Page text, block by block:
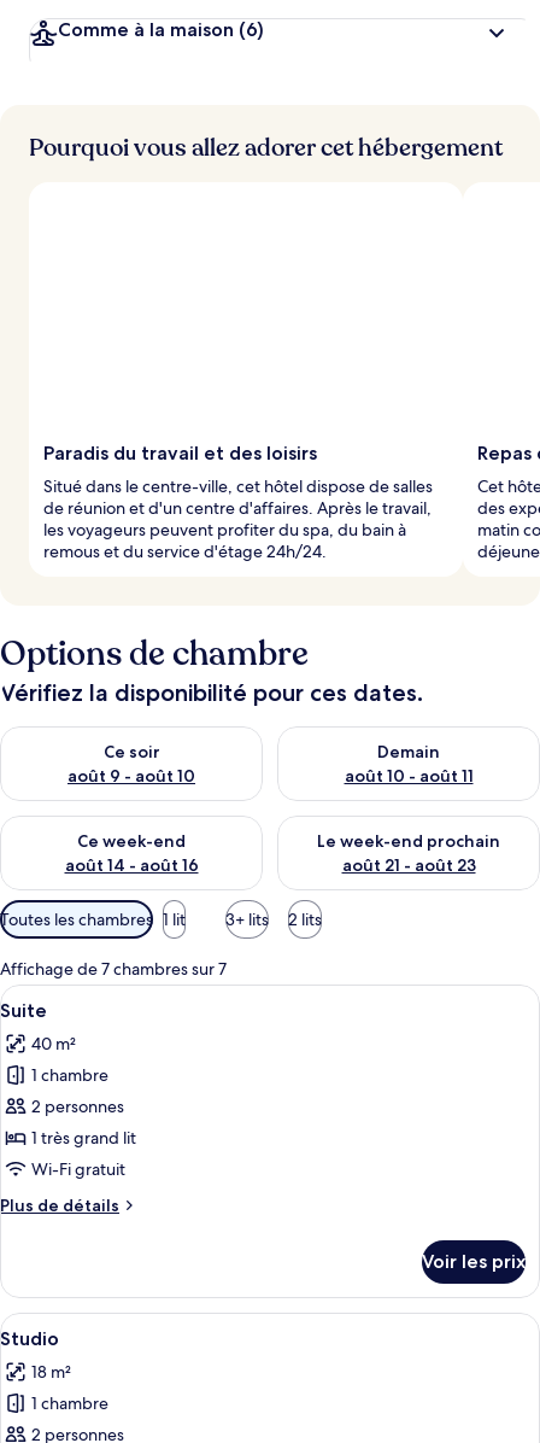
Comme à la maison (6)
Pourquoi vous allez adorer cet hébergement
Paradis du travail et des loisirs
Situé dans le centre-ville, cet hôtel dispose de salles
de réunion et d'un centre d'affaires. Après le travail,
les voyageurs peuvent profiter du spa, du bain à
remous et du service d'étage 24h/24.
Cet
des
matin
Options de chambre
Vérifiez la disponibilité pour ces dates.
Ce soir
août 9 - août 10
Vérifier la disponibilité pour ce soir août 9 - août 10
Demain
août 10 - août 11
Vérifier la disponibilité pour
Ce week-end
août 14 - août 16
Vérifier la disponibilité pour ce week-end août 14 - août 16
Le week-end prochain
août 21 - août 23
Vérifier la disponibilité pour
Filtres
disponibles
pour
les
chambres
Toutes les chambres 1 lit 3+ lits 2 lits
Affichage de 7 chambres sur 7
Afficher
toutes
les
photos
pour
ce
type
chambre :
Un salon moderne avec un canapé,
7
Suite
40 m²
1 chambre
2 personnes
1 très grand lit
Wi-Fi gratuit
Plus de détails
Plus
le
type
de
Suite
Voir les prix
Afficher
toutes
les
photos
pour
Une chambre d’hôtel moderne
17
Studio
18 m²
1 chambre
2 personnes